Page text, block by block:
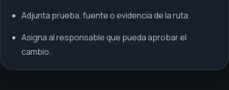
Adjunta prueba, fuente o evidencia de la ruta.
Asigna al responsable que pueda aprobar el
cambio.